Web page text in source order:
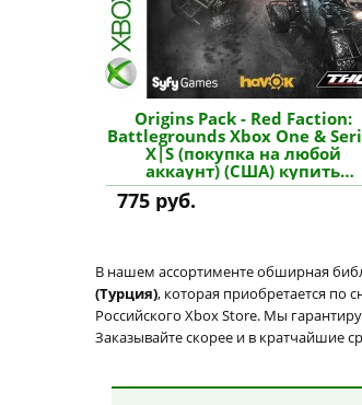
Origins Pack - Red Faction:
Battlegrounds Xbox One &
X|S (покупка на любой
аккаунт) (США) купить
дополнение
775 руб.
В нашем ассортименте обширная
(Турция), которая приобретается по
Российского Xbox Store. Мы
Заказывайте скорее и в кратчайшие